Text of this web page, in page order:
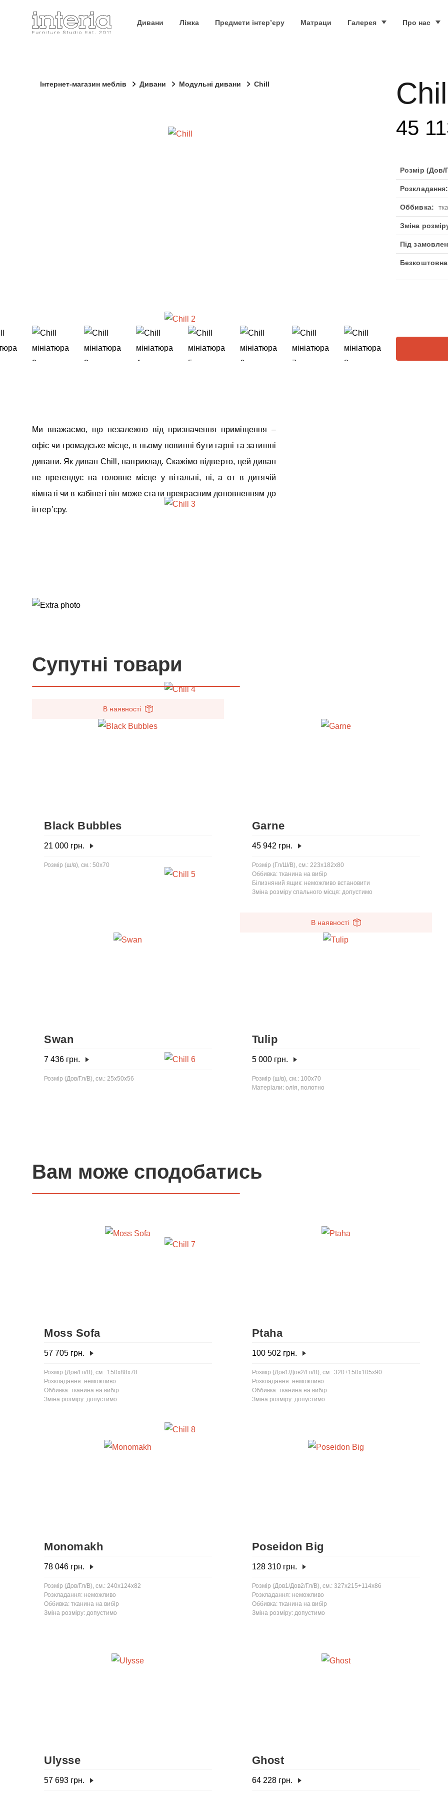
Дивани Ліжка Предмети інтер’єру Матраци Галерея Про нас
Інтернет-магазин меблів Дивани Модульні дивани Chill
45
Розмір (Дов/
Розкладання:
Оббивка:
Зміна
Під
Ми вважаємо, що незалежно від призначення приміщення –
офіс чи громадське місце, в ньому повинні бути гарні та затишні
дивани. Як диван Chill, наприклад. Скажімо відверто, цей диван
не претендує на головне місце у вітальні, ні, а от в дитячій
кімнаті чи в кабінеті він може стати прекрасним доповненням до
інтер’єру.
Супутні товари
В наявності
Black Bubbles
21 000 грн.
Розмір (ш/в), см.: 50х70
Garne
45 942 грн.
Розмір (Гл/Ш/В), см.: 223x182x80
Оббивка: тканина на вибір
Білизняний ящик: неможливо встановити
Зміна розміру спального місця: допустимо
Swan
7 436 грн.
Розмір (Дов/Гл/В), см.: 25x50x56
В наявності
Tulip
5 000грн.
Розмір (ш/в), см.: 100x70
Матеріали: олія, полотно
Вам може сподобатись
Moss Sofa
57 705 грн.
Розмір (Дов/Гл/В), см.: 150x88x78
Розкладання: неможливо
Оббивка: тканина на вибір
Зміна розміру: допустимо
Ptaha
100 502 грн.
Розмір (Дов1/Дов2/Гл/В), см.: 320+150x105x90
Розкладання: неможливо
Оббивка: тканина на вибір
Зміна розміру: допустимо
Monomakh
78 046 грн.
Розмір (Дов/Гл/В), см.: 240x124x82
Розкладання: неможливо
Оббивка: тканина на вибір
Зміна розміру: допустимо
Poseidon Big
128 310грн.
Розмір (Дов1/Дов2/Гл/В), см.: 327x215+114x86
Розкладання: неможливо
Оббивка: тканина на вибір
Зміна розміру: допустимо
Ulysse
57 693 грн.
Ghost
64 228грн.